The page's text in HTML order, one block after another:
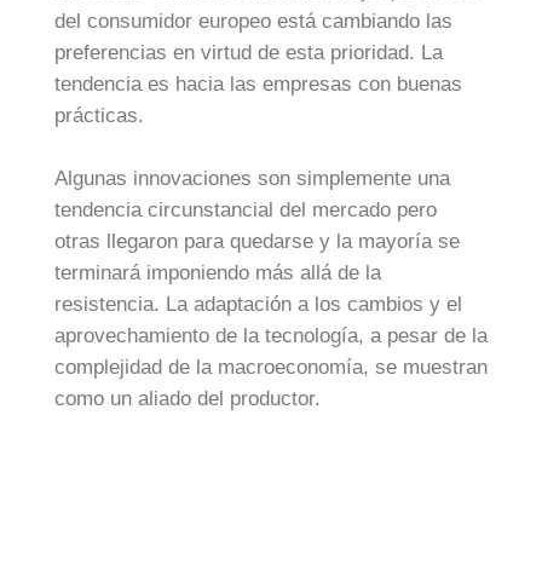
del consumidor europeo está cambiando las
preferencias en virtud de esta prioridad. La
tendencia es hacia las empresas con buenas
prácticas.
Algunas innovaciones son simplemente una
tendencia circunstancial del mercado pero
otras llegaron para quedarse y la mayoría se
terminará imponiendo más allá de la
resistencia. La adaptación a los cambios y el
aprovechamiento de la tecnología, a pesar de la
complejidad de la macroeconomía, se muestran
como un aliado del productor.